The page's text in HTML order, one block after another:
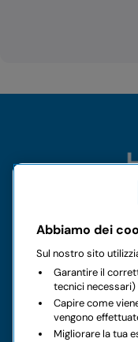
Noleggi
Business
Abbiamo dei
Sul nostro sito
Garantire il
tecnici necessari)
Capire come
vengono
Migliorare la tua